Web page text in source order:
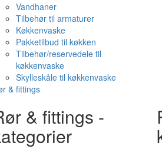
Vandhaner
Tilbehør til armaturer
Køkkenvaske
Pakketilbud til køkken
Tilbehør/reservedele til
køkkenvaske
Skylleskåle til køkkenvaske
& fittings
& fittings -